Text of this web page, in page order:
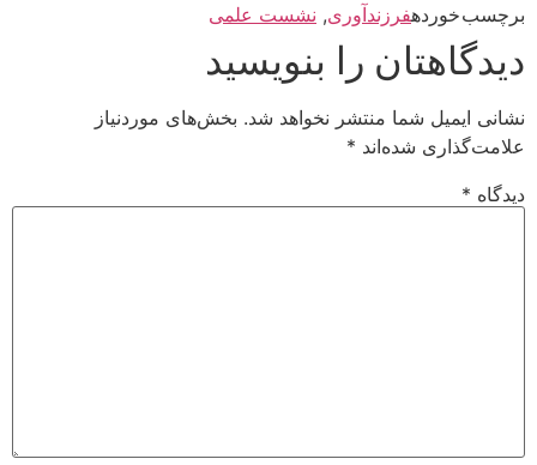
برچسب خوردهفرزندآوری, نشست علمی
دیدگاهتان را بنویسید
نشانی ایمیل شما منتشر نخواهد شد. بخش‌های موردنیاز
علامت‌گذاری شده‌اند *
دیدگاه *